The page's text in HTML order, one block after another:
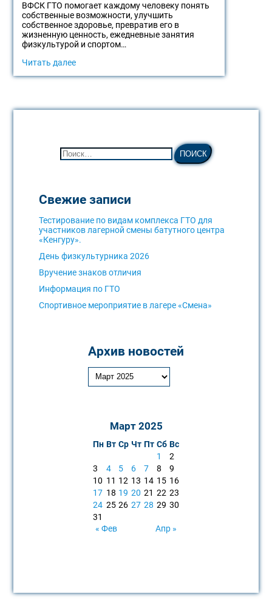
ВФСК ГТО помогает каждому человеку понять
собственные возможности, улучшить
собственное здоровье, превратив его в
жизненную ценность, ежедневные занятия
физкультурой и спортом…
Читать далее
Свежие записи
Тестирование по видам комплекса ГТО для
участников лагерной смены батутного центра
«Кенгуру».
День физкультурника 2026
Вручение знаков отличия
Информация по ГТО
Спортивное мероприятие в лагере «Смена»
Архив новостей
Март 2025
Пн Вт Ср Чт Пт Сб Вс
1
2
3
4 5 6 7 8
9
10 11 12 13 14 15 16
17 18 19 20 21 22 23
24 25 26 27 28 29 30
31
« Фев
Апр »